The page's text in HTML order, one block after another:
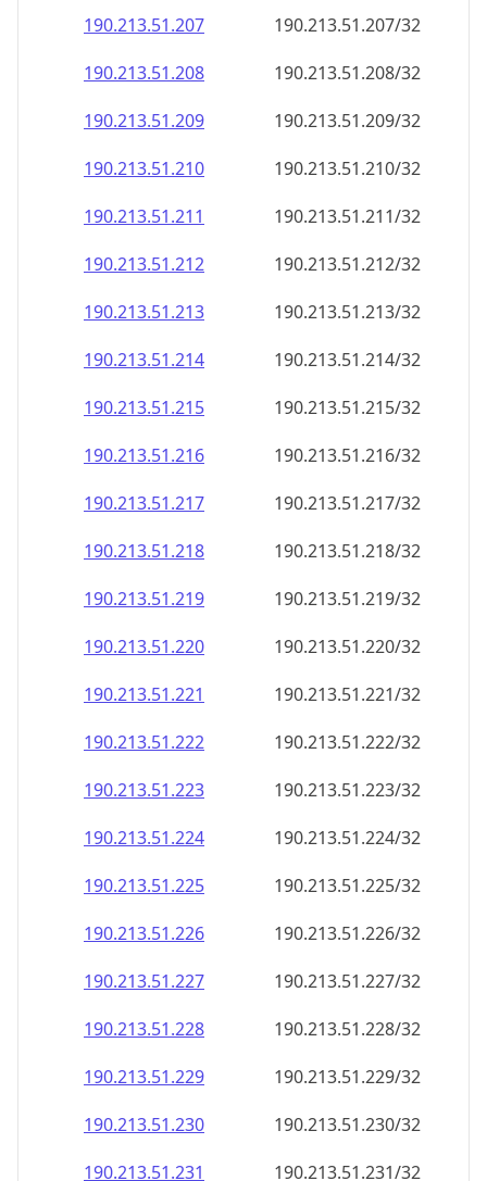
190.213.51.207
190.213.51.207/32
190.213.51.208
190.213.51.208/32
190.213.51.209
190.213.51.209/32
190.213.51.210
190.213.51.210/32
190.213.51.211
190.213.51.211/32
190.213.51.212
190.213.51.212/32
190.213.51.213
190.213.51.213/32
190.213.51.214
190.213.51.214/32
190.213.51.215
190.213.51.215/32
190.213.51.216
190.213.51.216/32
190.213.51.217
190.213.51.217/32
190.213.51.218
190.213.51.218/32
190.213.51.219
190.213.51.219/32
190.213.51.220
190.213.51.220/32
190.213.51.221
190.213.51.221/32
190.213.51.222
190.213.51.222/32
190.213.51.223
190.213.51.223/32
190.213.51.224
190.213.51.224/32
190.213.51.225
190.213.51.225/32
190.213.51.226
190.213.51.226/32
190.213.51.227
190.213.51.227/32
190.213.51.228
190.213.51.228/32
190.213.51.229
190.213.51.229/32
190.213.51.230
190.213.51.230/32
190.213.51.231
190.213.51.231/32